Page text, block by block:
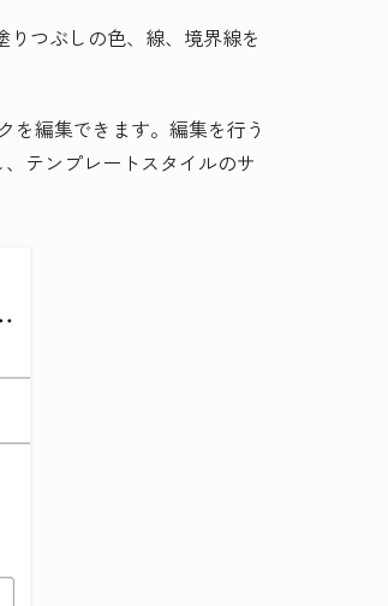
つぶしの色、線、境界線を
を編集できます。編集を行う
テンプレートスタイルのサ